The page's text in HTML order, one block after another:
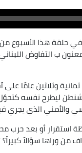
حلقة هذا الأسبوع
ب التفاوض
وثلاثين عامًا على
ليطرح نفسه
والأمني الذي يجري
استقرار أو بعد
من وراها سؤالاً